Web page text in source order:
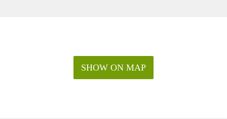
SHOW ON MAP